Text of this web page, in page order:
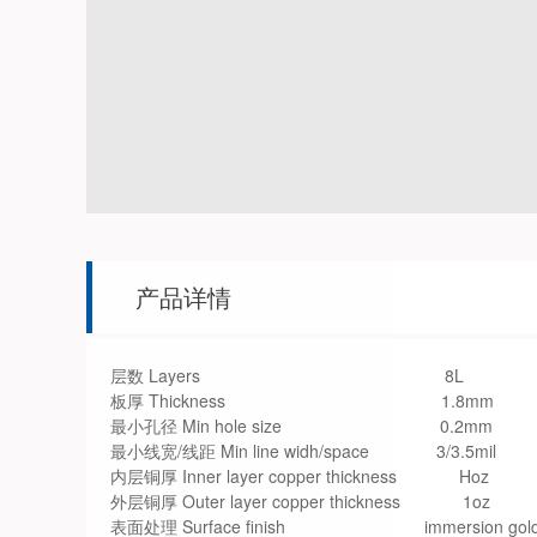
产品详情
层数 Layers 8L
板厚 Thickness 1.8mm
最小孔径 Min hole size 0.2mm
最小线宽/线距 Min line widh/space 3/3.5mil
内层铜厚 Inner layer copper thickness Hoz
外层铜厚 Outer layer copper thickness 1oz
表面处理 Surface finish immersion